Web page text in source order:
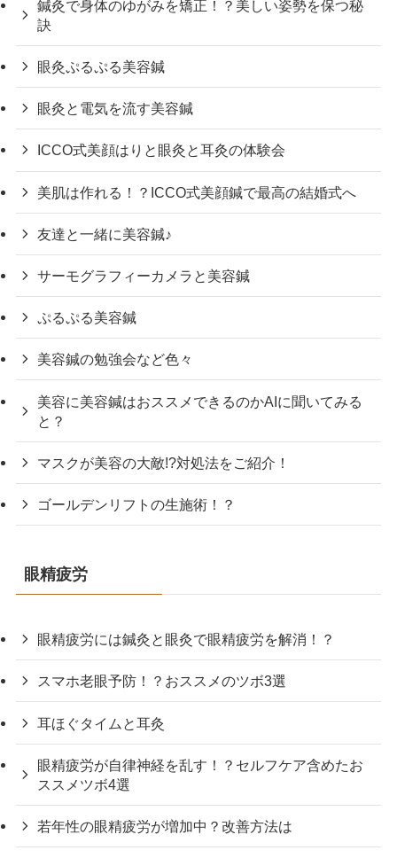
鍼灸で身体のゆがみを矯正！？美しい姿勢を保つ秘
訣
眼灸ぷるぷる美容鍼
眼灸と電気を流す美容鍼
ICCO式美顔はりと眼灸と耳灸の体験会
美肌は作れる！？ICCO式美顔鍼で最高の結婚式へ
友達と一緒に美容鍼♪
サーモグラフィーカメラと美容鍼
ぷるぷる美容鍼
美容鍼の勉強会など色々
美容に美容鍼はおススメできるのかAIに聞いてみる
と？
マスクが美容の大敵!?対処法をご紹介！
ゴールデンリフトの生施術！？
眼精疲労
眼精疲労には鍼灸と眼灸で眼精疲労を解消！？
スマホ老眼予防！？おススメのツボ3選
耳ほぐタイムと耳灸
眼精疲労が自律神経を乱す！？セルフケア含めたお
ススメツボ4選
若年性の眼精疲労が増加中？改善方法は